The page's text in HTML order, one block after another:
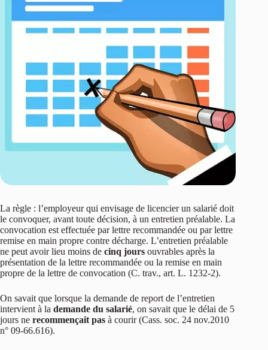
La règle : l’employeur qui envisage de licencier un salarié doit
le convoquer, avant toute décision, à un entretien préalable. La
convocation est effectuée par lettre recommandée ou par lettre
remise en main propre contre décharge. L’entretien préalable
ne peut avoir lieu moins de cinq jours ouvrables après la
présentation de la lettre recommandée ou la remise en main
propre de la lettre de convocation (C. trav., art. L. 1232-2).
On savait que lorsque la demande de report de l’entretien
intervient à la demande du salarié, on savait que le délai de 5
jours ne recommençait pas à courir (Cass. soc. 24 nov.2010
n° 09-66.616).